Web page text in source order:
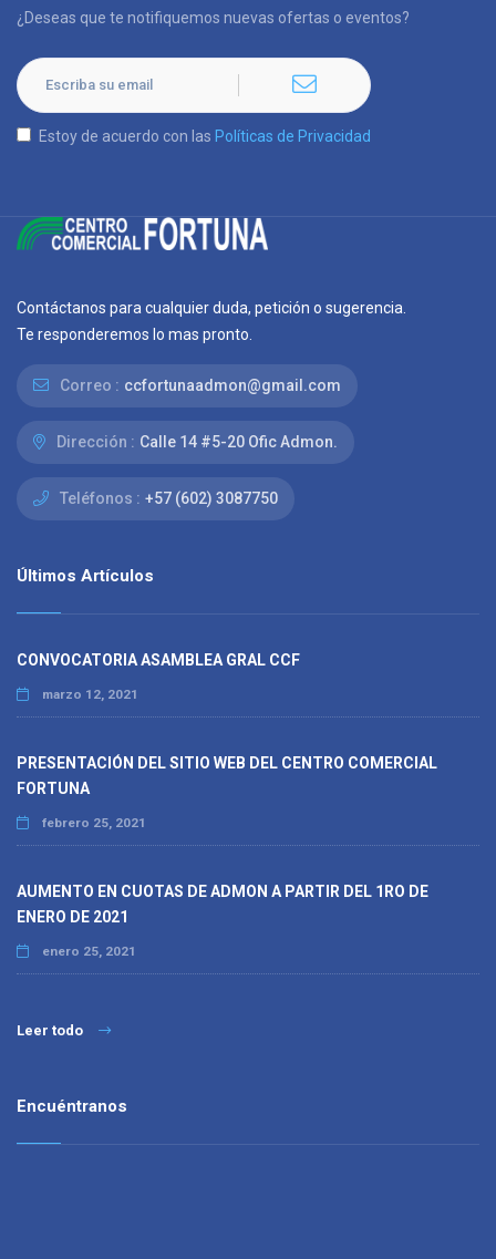
¿Deseas que te notifiquemos nuevas ofertas o eventos?
Estoy de acuerdo con las Políticas de Privacidad
Contáctanos para cualquier duda, petición o sugerencia.
Te responderemos lo mas pronto.
Correo : ccfortunaadmon@gmail.com
Dirección : Calle 14 #5-20 Ofic Admon.
Teléfonos : +57 (602) 3087750
Últimos Artículos
CONVOCATORIA ASAMBLEA GRAL CCF
marzo 12, 2021
PRESENTACIÓN DEL SITIO WEB DEL CENTRO COMERCIAL
FORTUNA
febrero 25, 2021
AUMENTO EN CUOTAS DE ADMON A PARTIR DEL 1RO DE
ENERO DE 2021
enero 25, 2021
Leer todo
Encuéntranos